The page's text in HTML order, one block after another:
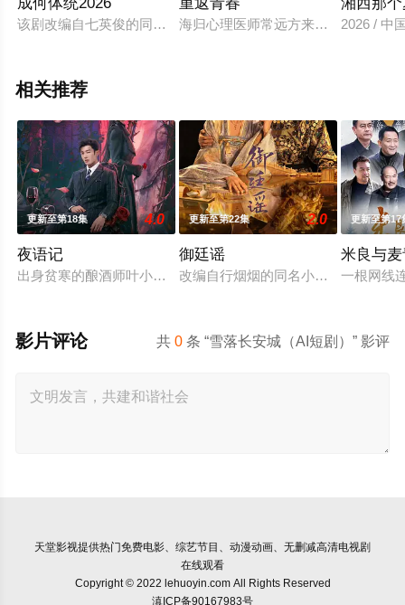
该剧改编自七英俊的同名小说。现代社畜王翠花（王楚然 饰）
海归心理医师常远方来到了一处新型
2026 / 中
相关推荐
更新至第18集 4.0
夜语记
出身贫寒的酿酒师叶小唯遭遇爱人程桉、恩师林晚媚的双重背
更新至第22集 2.0
御廷谣
改编自行烟烟的同名小说。孟廷辉，
更新至第17
米良与
一根网线
共0 条 “雪落长安城（AI短剧）” 影评
影片评论
天堂影视提供热门免费电影、综艺节目、动漫动画、无删减高清电视剧
在线观看
Copyright © 2022 lehuoyin.com All Rights Reserved
滇ICP备90167983号